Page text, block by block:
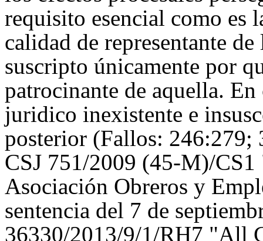
requisito esencial como es
calidad de representante
suscripto únicamente por
patrocinante de aquella.
juridico inexistente e
posterior (Fallos: 246:279;
CSJ 751/2009 (45-M)/
Asociación Obreros y
sentencia del 7 de
36330/2013/9/1/RH7 "All